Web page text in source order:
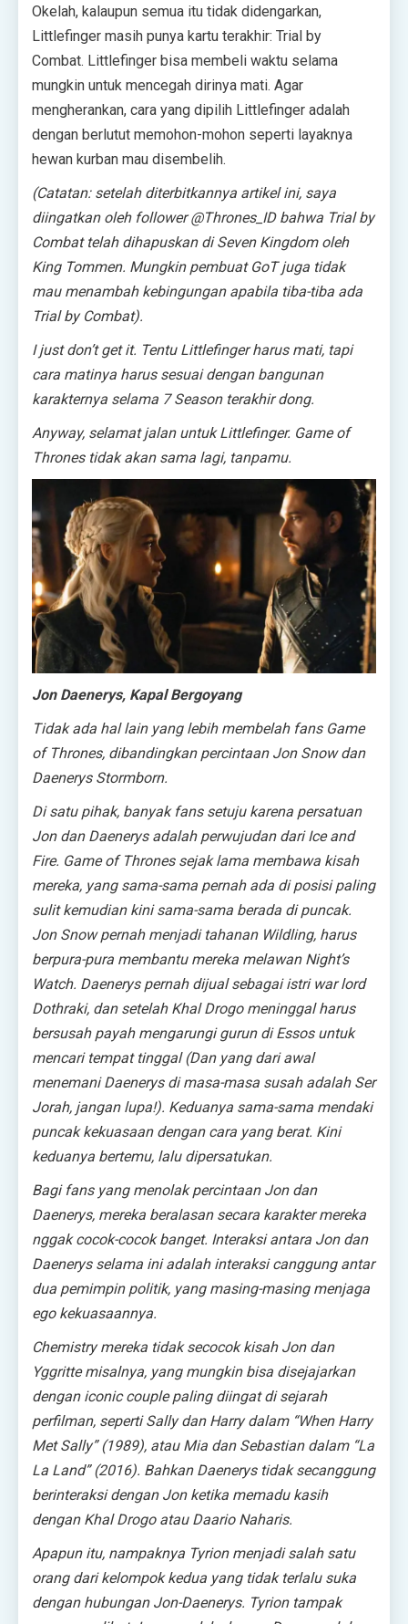
Okelah, kalaupun semua itu tidak didengarkan,
Littlefinger masih punya kartu terakhir: Trial by
Combat. Littlefinger bisa membeli waktu selama
mungkin untuk mencegah dirinya mati. Agar
mengherankan, cara yang dipilih Littlefinger adalah
dengan berlutut memohon-mohon seperti layaknya
hewan kurban mau disembelih.
(Catatan: setelah diterbitkannya artikel ini, saya
diingatkan oleh follower @Thrones_ID bahwa Trial by
Combat telah dihapuskan di Seven Kingdom oleh
King Tommen. Mungkin pembuat GoT juga tidak
mau menambah kebingungan apabila tiba-tiba ada
Trial by Combat).
I just don’t get it. Tentu Littlefinger harus mati, tapi
cara matinya harus sesuai dengan bangunan
karakternya selama 7 Season terakhirdong.
Anyway, selamat jalan untuk Littlefinger. Game of
Thrones tidak akan sama lagi, tanpamu.
Jon Daenerys, Kapal Bergoyang
Tidak ada hal lain yang lebih membelah fans Game
of Thrones, dibandingkan percintaan Jon Snow dan
Daenerys Stormborn.
Di satu pihak, banyak fans setuju karena persatuan
Jon dan Daenerys adalah perwujudan dari Ice and
Fire. Game of Thrones sejak lama membawa kisah
mereka, yang sama-sama pernah ada di posisi paling
sulit kemudian kini sama-sama berada di puncak.
Jon Snow pernah menjadi tahanan Wildling, harus
berpura-pura membantu mereka melawan Night’s
Watch. Daenerys pernah dijual sebagai istri war lord
Dothraki, dan setelah Khal Drogo meninggal harus
bersusah payah mengarungi gurun di Essos untuk
mencari tempat tinggal(Dan yang dari awal
menemani Daenerys di masa-masa susah adalah Ser
Jorah, jangan lupa!). Keduanya sama-sama mendaki
puncak kekuasaan dengan cara yang berat. Kini
keduanya bertemu, lalu dipersatukan.
Bagi fans yang menolak percintaan Jon dan
Daenerys, mereka beralasan secara karakter mereka
nggakcocok-cocok banget. Interaksi antara Jon dan
Daenerys selama ini adalah interaksi canggung antar
dua pemimpin politik, yang masing-masing menjaga
ego kekuasaannya.
Chemistrymereka tidak secocok kisah Jon dan
Yggritte misalnya, yang mungkin bisa disejajarkan
dengan iconic couplepaling diingat di sejarah
perfilman, seperti Sally dan Harry dalam “When Harry
Met Sally” (1989), atau Mia dan Sebastian dalam “La
La Land” (2016). Bahkan Daenerys tidak secanggung
berinteraksi dengan Jon ketika memadu kasih
dengan Khal Drogo atau Daario Naharis.
Apapun itu, nampaknya Tyrion menjadi salah satu
orang dari kelompok kedua yang tidak terlalu suka
dengan hubungan Jon-Daenerys. Tyrion tampak